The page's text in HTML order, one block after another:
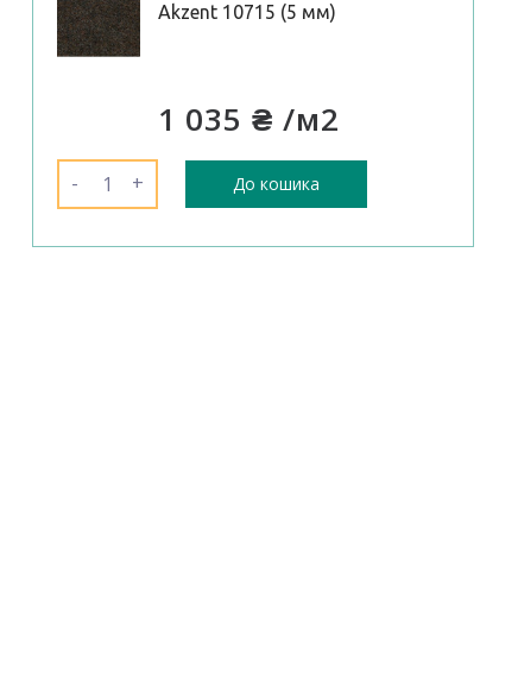
Akzent 10715 (5 мм)
1 035 ₴/м2
- + До кошика